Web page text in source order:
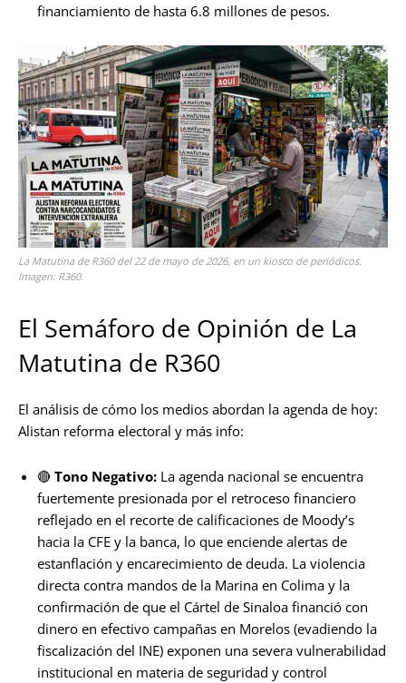
financiamiento de hasta 6.8 millones de pesos.
La Matutina de R360 del 22 de mayo de 2026, en un kiosco de periódicos.
Imagen: R360.
El Semáforo de Opinión de La
Matutina de R360
El análisis de cómo los medios abordan la agenda de hoy:
Alistan reforma electoral y más info:
🔴 Tono Negativo: La agenda nacional se encuentra
fuertemente presionada por el retroceso financiero
reflejado en el recorte de calificaciones de Moody’s
hacia la CFE y la banca, lo que enciende alertas de
estanflación y encarecimiento de deuda. La violencia
directa contra mandos de la Marina en Colima y la
confirmación de que el Cártel de Sinaloa financió con
dinero en efectivo campañas en Morelos (evadiendo la
fiscalización del INE) exponen una severa vulnerabilidad
institucional en materia de seguridad y control